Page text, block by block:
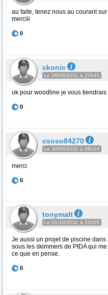
au faite, tenez nous au courant
merciii
0
ckonic
Le 28/09/2011 à 20h45
ok pour woodline je vous tiendrais
0
csoso84270
Le 30/09/2011 à 08h24
merci
0
tonymalt
Le 01/10/2011 à 22h05
Je aussi un projet de piscine
sous les skimmers de PIDA qui
ce que en pense.
0